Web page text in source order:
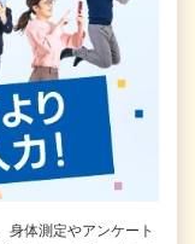
身体測定やアンケート